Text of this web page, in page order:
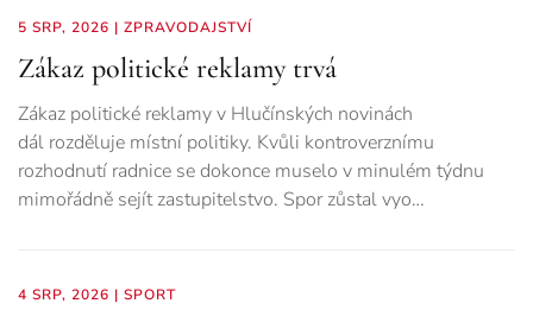
5 SRP, 2026 | ZPRAVODAJSTVÍ
Zákaz politické reklamy trvá
Zákaz politické reklamy v Hlučínských novinách
dál rozděluje místní politiky. Kvůli kontroverznímu
rozhodnutí radnice se dokonce muselo v minulém týdnu
mimořádně sejít zastupitelstvo. Spor zůstal vyo…
4 SRP, 2026 | SPORT